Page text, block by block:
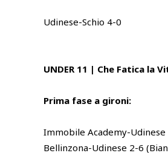
Udinese-Schio 4-0
UNDER 11 | Che Fatica la
Prima fase a gironi:
Immobile Academy-Udinese
Bellinzona-Udinese 2-6